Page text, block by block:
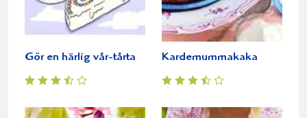
Gör en härlig vår-tårta Kardemummakaka